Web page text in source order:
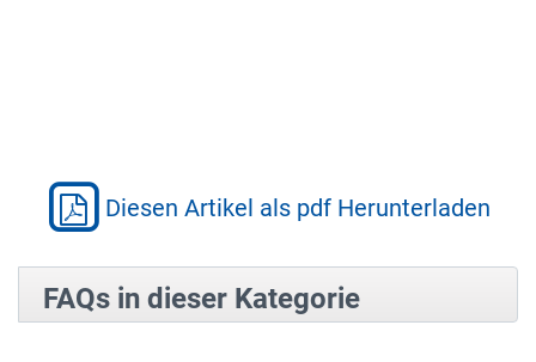
Diesen Artikel als pdf Herunterladen
FAQs in dieser Kategorie